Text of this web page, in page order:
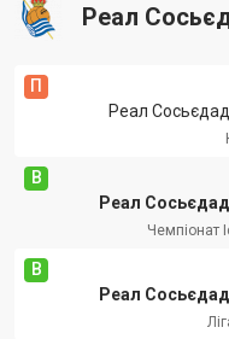
Реал
П
Реал Сосьєдад
В
Реал Сосьєдад
Чемпіонат
В
Реал Сосьєдад